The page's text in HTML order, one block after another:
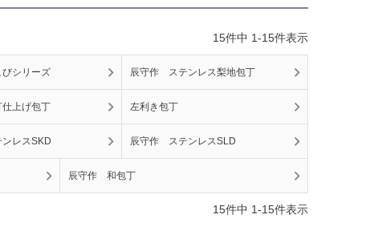
15件中 1-15件表示
シリーズ 辰守作 ステンレス梨地包丁
上げ包丁 左利き包丁
レスSKD 辰守作 ステンレスSLD
辰守作 和包丁
15件中 1-15件表示